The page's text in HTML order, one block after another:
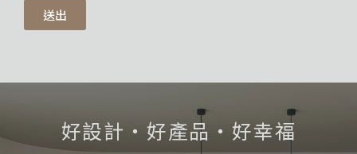
送出
好設計・好產品・好幸福